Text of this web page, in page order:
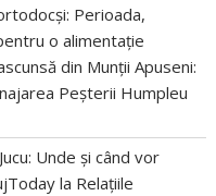
Perioada,
o alimentație
din Munții Apuseni:
Peșterii Humpleu
Unde și când vor
la Relațiile